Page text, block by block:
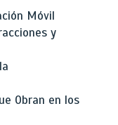
Móvil
y
Obran en los